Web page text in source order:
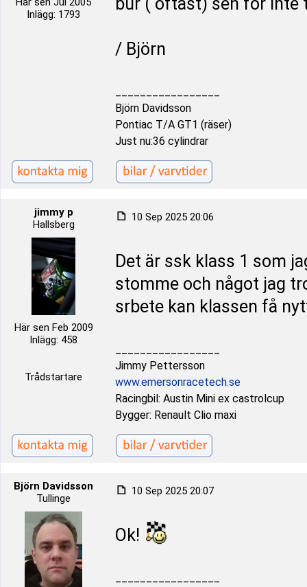
Inlägg: 1793
/ Björn
Björn Davidsson
Pontiac T/A GT1 (räser)
Just nu:36 cylindrar
jimmy p
Hallsberg
Här sen Feb 2009
Inlägg: 458
Trådstartare
10 Sep 2025 20:06
Det är ssk klass 1 som
stomme och något jag
srbete kan klassen få
Jimmy Pettersson
www.emersonracetech.se
Racingbil: Austin Mini ex castrolcup
Bygger: Renault Clio maxi
Björn Davidsson
Tullinge
10 Sep 2025 20:07
Ok!